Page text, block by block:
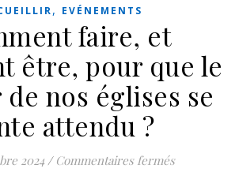
, EVÉNEMENTS
faire, et
être, pour que le
nos églises se
attendu ?
2024 / Commentaires ferméssur